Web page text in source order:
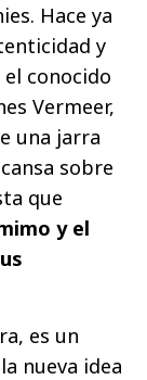
Hace ya
y
conocido
Vermeer,
una jarra
sobre
que
y el
es un
nueva idea